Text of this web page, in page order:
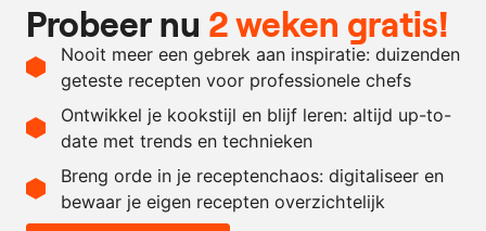
25
ml.
bietensap
10
ml.
appelazijn
Recept omrekenen
- +
Probeer nu 2 weken gratis!
Nooit meer een gebrek aan inspiratie: duizenden
geteste recepten voor professionele chefs
Ontwikkel je kookstijl en blijf leren: altijd up-to-
date met trends en technieken
Breng orde in je receptenchaos: digitaliseer en
bewaar je eigen recepten overzichtelijk